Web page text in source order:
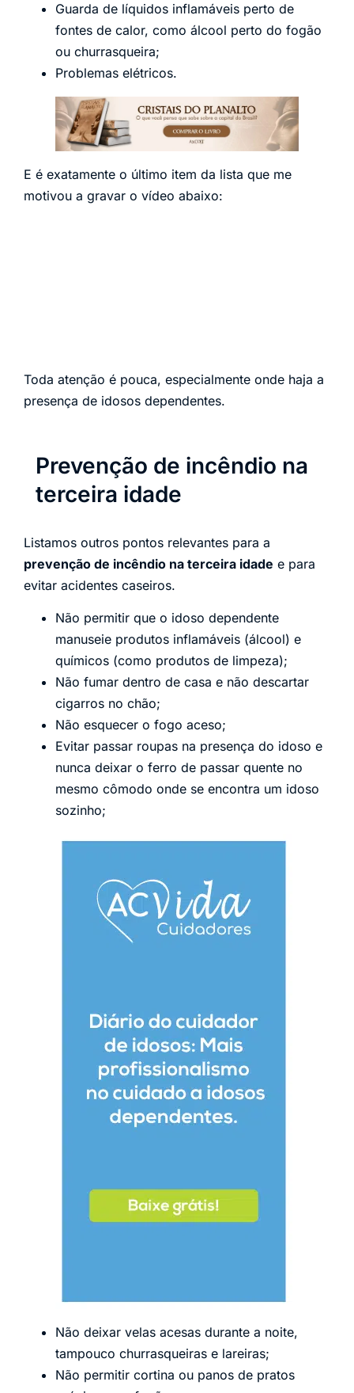
Guarda de líquidos inflamáveis perto de
fontes de calor, como álcool perto do fogão
ou churrasqueira;
Problemas elétricos.
E é exatamente o último item da lista que me
motivou a gravar o vídeo abaixo:
Toda atenção é pouca, especialmente onde haja a
presença de idosos dependentes.
Prevenção de incêndio na
terceira idade
Listamos outros pontos relevantes para a
prevenção de incêndio na terceira idade e para
evitar acidentes caseiros.
Não permitir que o idoso dependente
manuseie produtos inflamáveis (álcool) e
químicos (como produtos de limpeza);
Não fumar dentro de casa e não descartar
cigarros no chão;
Não esquecer o fogo aceso;
Evitar passar roupas na presença do idoso e
nunca deixar o ferro de passar quente no
mesmo cômodo onde se encontra um idoso
sozinho;
Não deixar velas acesas durante a noite,
tampouco churrasqueiras e lareiras;
Não permitir cortina ou panos de pratos